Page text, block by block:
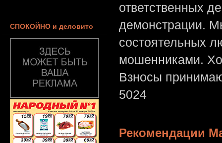
ответственных
демонстрации.
состоятельных
мошенниками.
Взносы
5024
Рекомендации
СПОКОЙНО и деловито